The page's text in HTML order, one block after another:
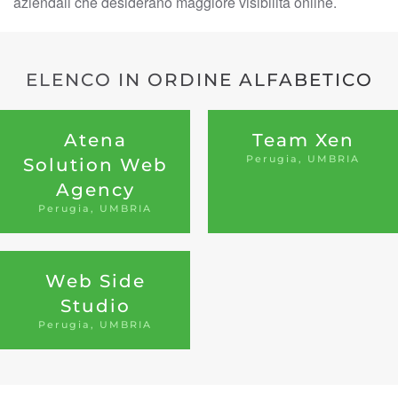
ELENCO IN ORDINE ALFABETICO
Atena
Solution Web
Agency
Perugia, UMBRIA
Team Xen
Perugia, UMBRIA
Web Side
Studio
Perugia, UMBRIA